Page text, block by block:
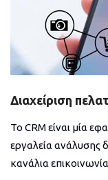
Διαχείριση
Το CRM είναι μία
εργαλεία ανάλυσης
κανάλια